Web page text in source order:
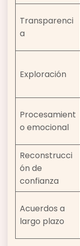
Transparenci
a
Exploración
Procesamient
o emocional
Reconstrucci
ón de
confianza
Acuerdos a
largo plazo